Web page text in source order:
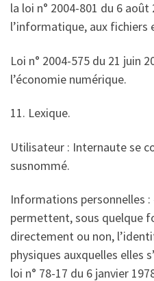
la loi n° 2004-801 du 6 août
l’informatique, aux fichiers
Loi n° 2004-575 du 21 juin
l’économie numérique.
11. Lexique.
Utilisateur : Internaute se
susnommé.
Informations personnelles
permettent, sous quelque
directement ou non,
physiques auxquelles elles
loi n° 78-17 du 6 janvier